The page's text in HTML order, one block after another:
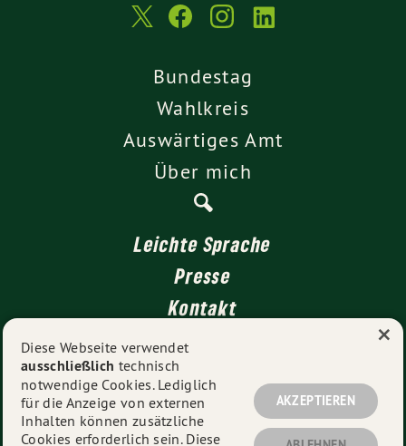
Bundestag
Wahlkreis
Auswärtiges Amt
Über mich
Leichte Sprache
Presse
Kontakt
Impressum
Datenschutz
Diese Webseite verwendet
ausschließlich technisch
notwendige Cookies. Lediglich
für die Anzeige von externen
Inhalten können zusätzliche
Cookies erforderlich sein. Diese
AKZEPTIEREN
×